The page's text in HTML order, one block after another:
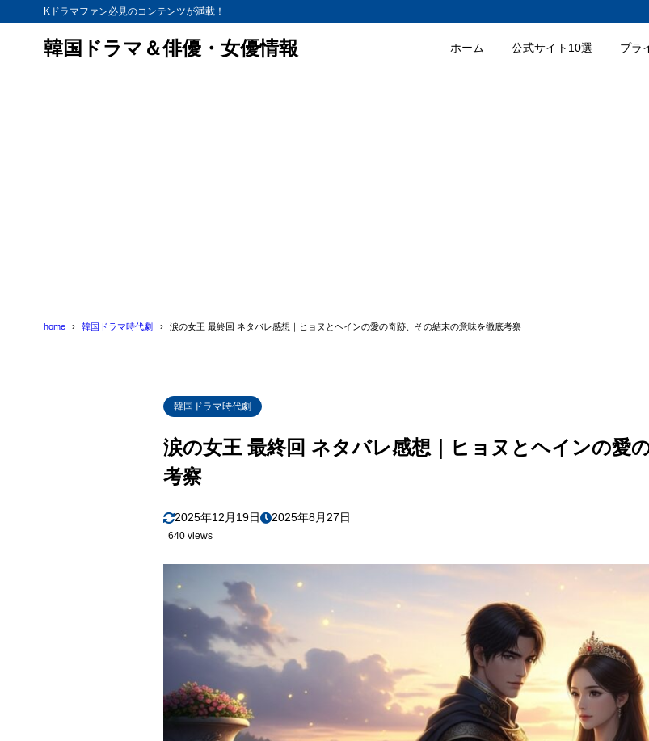
Kドラマファン必見のコンテンツが満載！
韓国ドラマ＆俳優・女優情報 ホーム 公式サイト10選 プラ
home 韓国ドラマ時代劇 涙の女王 最終回 ネタバレ感想｜ヒョヌとヘインの愛の奇跡、その結末の意味を徹底考察
韓国ドラマ時代劇
涙の女王 最終回 ネタバレ感想｜ヒョヌとヘインの愛
考察
2025年12月19日 2025年8月27日
640 views